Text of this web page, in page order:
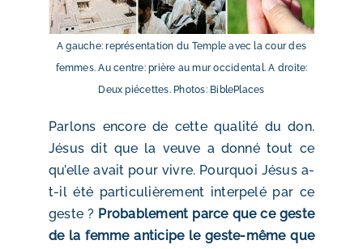
A gauche: représentation du Temple avec la cour des
femmes. Au centre: prière au mur occidental. A droite:
Deux piécettes. Photos: BiblePlaces
Parlons encore de cette qualité du don.
Jésus dit que la veuve a donné tout ce
qu’elle avait pour vivre. Pourquoi Jésus a-
t-il été particulièrement interpelé par ce
geste ? Probablement parce que ce geste
de la femme anticipe le geste-même que